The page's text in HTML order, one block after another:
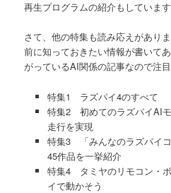
再生プログラムの紹介もしています
さて、他の特集も読み応えがあり
前に知っておきたい情報が書いて
がっているAI関係の記事なので注目
特集1 ラズパイ4のすべて
特集2 初めてのラズパイAI
走行を実現
特集3 「みんなのラズパイ
45作品を一挙紹介
特集4 タミヤのリモコン・
イで動かそう